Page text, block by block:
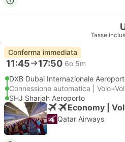
Tasse
Conferma immediata
11:45 17:50 6o 5m
DXB Dubai Internazionale
Connessione automatica |
SHJ Sharjah Aeroporto
Economy |
Qatar Airways